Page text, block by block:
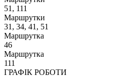
51, 111
Маршрутки
31, 34, 41, 51
Маршрутка
46
Маршрутка
111
ГРАФІК РОБОТИ